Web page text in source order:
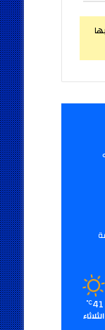
41
℃
الثلاثاء